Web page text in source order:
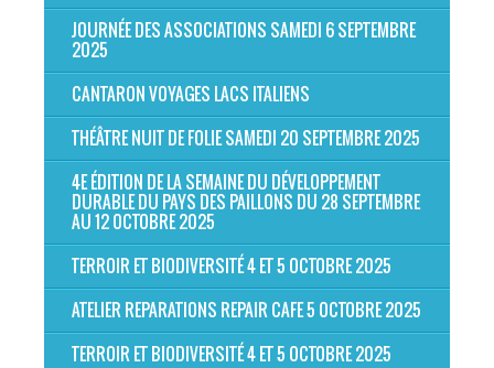
JOURNÉE DES ASSOCIATIONS SAMEDI 6 SEPTEMBRE
2025
CANTARON VOYAGES LACS ITALIENS
THÉÂTRE NUIT DE FOLIE SAMEDI 20 SEPTEMBRE 2025
4E ÉDITION DE LA SEMAINE DU DÉVELOPPEMENT
DURABLE DU PAYS DES PAILLONS DU 28 SEPTEMBRE
AU 12 OCTOBRE 2025
TERROIR ET BIODIVERSITÉ 4 ET 5 OCTOBRE 2025
ATELIER REPARATIONS REPAIR CAFE 5 OCTOBRE 2025
TERROIR ET BIODIVERSITÉ 4 ET 5 OCTOBRE 2025